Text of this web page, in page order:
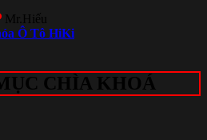
Mr.Hiếu
Ô Tô HiKi
CHÌA KHOÁ